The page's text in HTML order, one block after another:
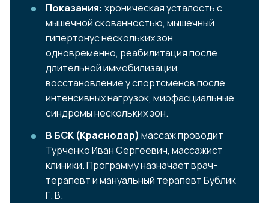
Показания: хроническая усталость с
мышечной скованностью, мышечный
гипертонус нескольких зон
одновременно, реабилитация после
длительной иммобилизации,
восстановление у спортсменов после
интенсивных нагрузок, миофасциальные
синдромы нескольких зон.
В БСК (Краснодар) массаж проводит
Турченко Иван Сергеевич, массажист
клиники. Программу назначает врач-
терапевт и мануальный терапевт Бублик
Г. В.